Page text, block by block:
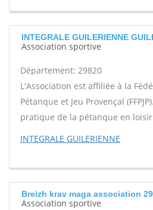
INTEGRALE GUILERIENNE
Association sportive
Département: 29820
L'Association est affiliée à la
Pétanque et Jeu Provençal
pratique de la pétanque en
INTEGRALE GUILERIENNE
Breizh krav maga association
Association sportive